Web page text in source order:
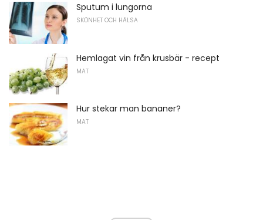
Sputum i lungorna
SKÖNHET OCH HÄLSA
Hemlagat vin från krusbär - recept
MAT
Hur stekar man bananer?
MAT